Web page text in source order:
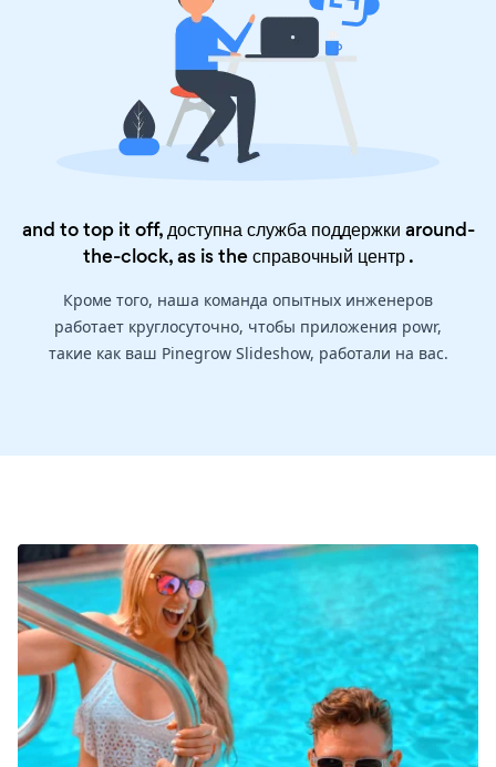
and to top it off, доступна служба поддержки around-
the-clock, as is theсправочный центр.
Кроме того, наша команда опытных инженеров
работает круглосуточно, чтобы приложения powr,
такие как ваш Pinegrow Slideshow, работали на вас.